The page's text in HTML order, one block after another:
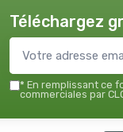
Téléchargez
* En remplissant ce
commerciales par